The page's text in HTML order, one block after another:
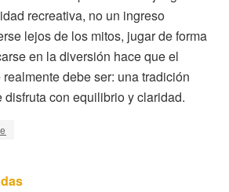
recreativa, no un ingreso
lejos de los mitos, jugar de forma
en la diversión hace que el
debe ser: una tradición
con equilibrio y claridad.